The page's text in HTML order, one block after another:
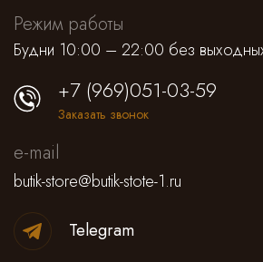
Режим работы
Будни 10:00 – 22:00 без
+7 (969)051-03-59
Заказать звонок
e-mail
butik-store@butik-stote-1.ru
Telegram